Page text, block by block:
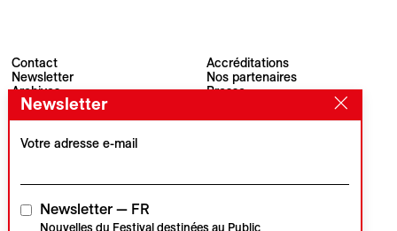
Contact
Newsletter
Archives
Accréditations
Nos partenaires
Presse
Visions du Réel
CH–1260 Nyon
Newsletter
Votre adresse e-mail
Newsletter — FR
Nouvelles du Festival destinées au Public